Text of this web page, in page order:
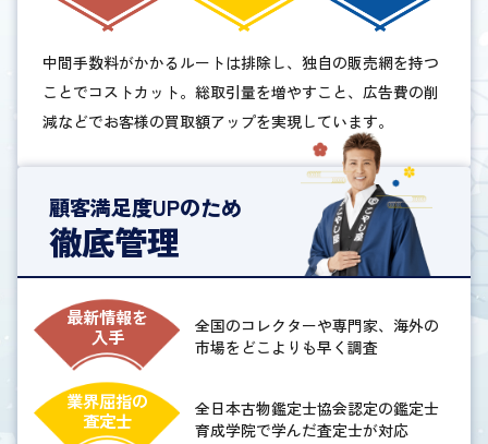
中間手数料がかかるルートは排除し、独自の販売網を持つ
ことでコストカット。総取引量を増やすこと、広告費の削
減などでお客様の買取額アップを実現しています。
顧客満足度UPのため
徹底管理
最新情報を
入手
全国のコレクターや専門家、海外の
市場をどこよりも早く調査
業界屈指の
査定士
全日本古物鑑定士協会認定の鑑定士
育成学院で学んだ査定士が対応